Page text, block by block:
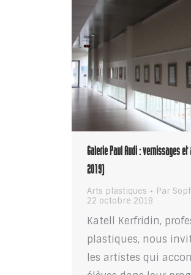
Galerie Paul Audi : vernissages
2019)
Arts plastiques Par
22 octobre 2018
Katell Kerfridin,
plastiques, nous
les artistes qui